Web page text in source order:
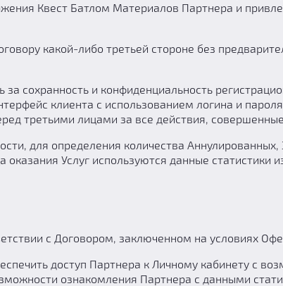
Квест Батлом Материалов Партнера и
какой-либо третьей стороне без
за сохранность и конфиденциальность
клиента с использованием логина и
третьими лицами за все действия,
для определения количества
Услуг используются данные статистики
с Договором, заключенном на условиях
доступ Партнера к Личному кабинету с
ознакомления Партнера с данными